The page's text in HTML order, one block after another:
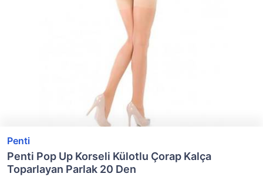
Penti
Penti Pop Up Korseli Külotlu Çorap Kalça
Toparlayan Parlak 20 Den